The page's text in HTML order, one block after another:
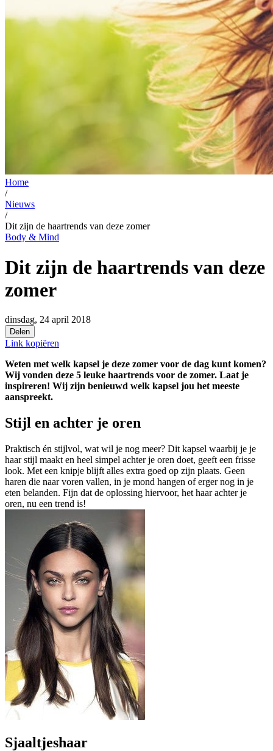
Home
/
Nieuws
/
Dit zijn de haartrends van deze zomer
Body & Mind
Dit zijn de haartrends van deze
zomer
dinsdag, 24 april 2018
Delen
Link kopiëren
Weten met welk kapsel je deze zomer voor de dag kunt komen?
Wij vonden deze 5 leuke haartrends voor de zomer. Laat je
inspireren! Wij zijn benieuwd welk kapsel jou het meeste
aanspreekt.
Stijl en achter je oren
Praktisch én stijlvol, wat wil je nog meer? Dit kapsel waarbij je je
haar stijl maakt en heel simpel achter je oren doet, geeft een frisse
look. Met een knipje blijft alles extra goed op zijn plaats. Geen
haren die naar voren vallen, in je mond hangen of erger nog in je
eten belanden. Fijn dat de oplossing hiervoor, het haar achter je
oren, nu een trend is!
Sjaaltjeshaar